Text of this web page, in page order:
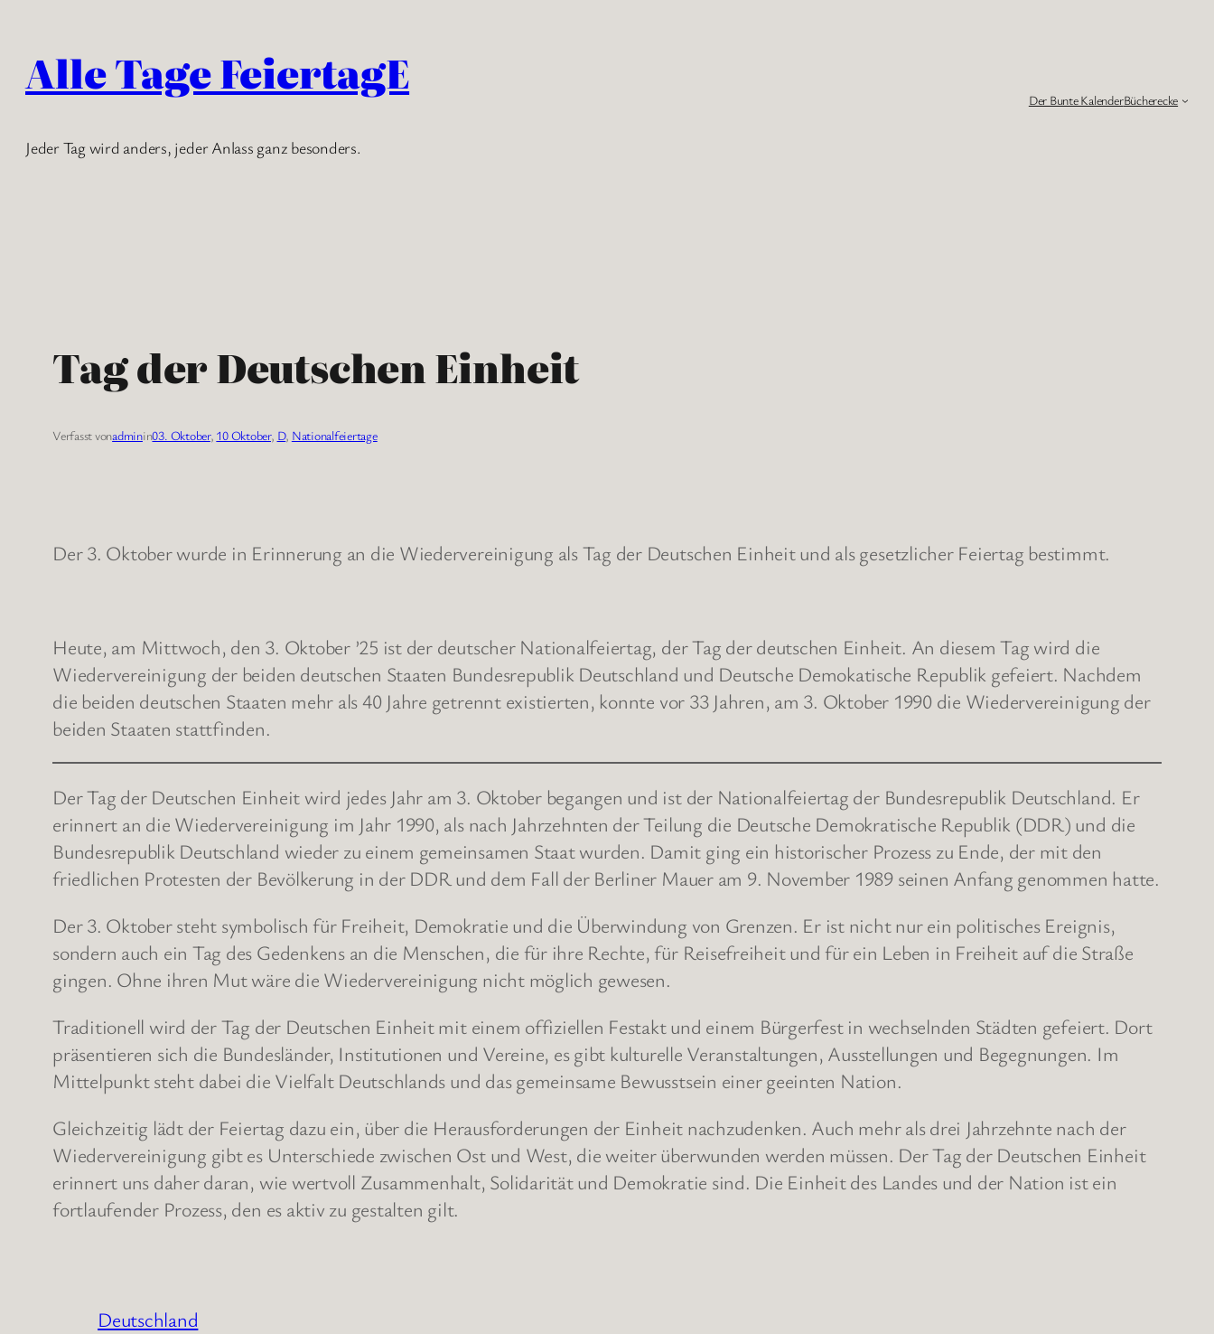
springen
Alle Tage FeiertagE
Jeder Tag wird anders, jeder Anlass ganz besonders.
Der Bunte KalenderBücherecke
Tag der Deutschen Einheit
Verfasst vonadminin03. Oktober, 10 Oktober, D, Nationalfeiertage
Der 3. Oktober wurde in Erinnerung an die Wiedervereinigung als Tag der Deutschen Einheit und als gesetzlicher Feiertag bestimmt.
Heute, am Mittwoch, den 3. Oktober ’25 ist der deutscher Nationalfeiertag, der Tag der deutschen Einheit. An diesem Tag wird die
Wiedervereinigung der beiden deutschen Staaten Bundesrepublik Deutschland und Deutsche Demokatische Republik gefeiert. Nachdem
die beiden deutschen Staaten mehr als 40 Jahre getrennt existierten, konnte vor 33 Jahren, am 3. Oktober 1990 die Wiedervereinigung der
beiden Staaten stattfinden.
Der Tag der Deutschen Einheit wird jedes Jahr am 3. Oktober begangen und ist der Nationalfeiertag der Bundesrepublik Deutschland. Er
erinnert an die Wiedervereinigung im Jahr 1990, als nach Jahrzehnten der Teilung die Deutsche Demokratische Republik (DDR) und die
Bundesrepublik Deutschland wieder zu einem gemeinsamen Staat wurden. Damit ging ein historischer Prozess zu Ende, der mit den
friedlichen Protesten der Bevölkerung in der DDR und dem Fall der Berliner Mauer am 9. November 1989 seinen Anfang genommen hatte.
Der 3. Oktober steht symbolisch für Freiheit, Demokratie und die Überwindung von Grenzen. Er ist nicht nur ein politisches Ereignis,
sondern auch ein Tag des Gedenkens an die Menschen, die für ihre Rechte, für Reisefreiheit und für ein Leben in Freiheit auf die Straße
gingen. Ohne ihren Mut wäre die Wiedervereinigung nicht möglich gewesen.
Traditionell wird der Tag der Deutschen Einheit mit einem offiziellen Festakt und einem Bürgerfest in wechselnden Städten gefeiert. Dort
präsentieren sich die Bundesländer, Institutionen und Vereine, es gibt kulturelle Veranstaltungen, Ausstellungen und Begegnungen. Im
Mittelpunkt steht dabei die Vielfalt Deutschlands und das gemeinsame Bewusstsein einer geeinten Nation.
Gleichzeitig lädt der Feiertag dazu ein, über die Herausforderungen der Einheit nachzudenken. Auch mehr als drei Jahrzehnte nach der
Wiedervereinigung gibt es Unterschiede zwischen Ost und West, die weiter überwunden werden müssen. Der Tag der Deutschen Einheit
erinnert uns daher daran, wie wertvoll Zusammenhalt, Solidarität und Demokratie sind. Die Einheit des Landes und der Nation ist ein
fortlaufender Prozess, den es aktiv zu gestalten gilt.
Deutschland